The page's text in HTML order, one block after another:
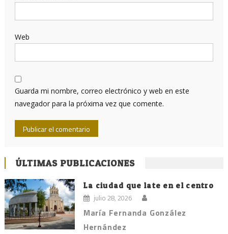
Web
Guarda mi nombre, correo electrónico y web en este
navegador para la próxima vez que comente.
ÚLTIMAS PUBLICACIONES
La ciudad que late en el centro
julio 28, 2026
María Fernanda González
Hernández